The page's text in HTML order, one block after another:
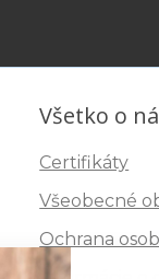
Všetko o
Certifikáty
Všeobecné
Ochrana